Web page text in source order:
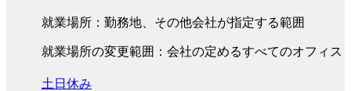
就業場所：勤務地、その他会社が指定する範囲
就業場所の変更範囲：会社の定めるすべてのオフィス
土日休み